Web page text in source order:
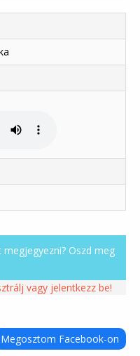
Oszd meg
vagy jelentkezz be!
Megosztom Facebook-on